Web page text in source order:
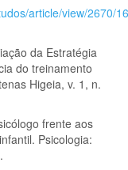
article/view/2670/
da Estratégia
do treinamento
Higeia, v. 1, n.
frente aos
Psicologia: